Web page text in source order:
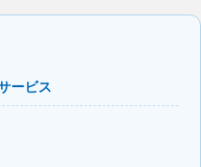
ービス